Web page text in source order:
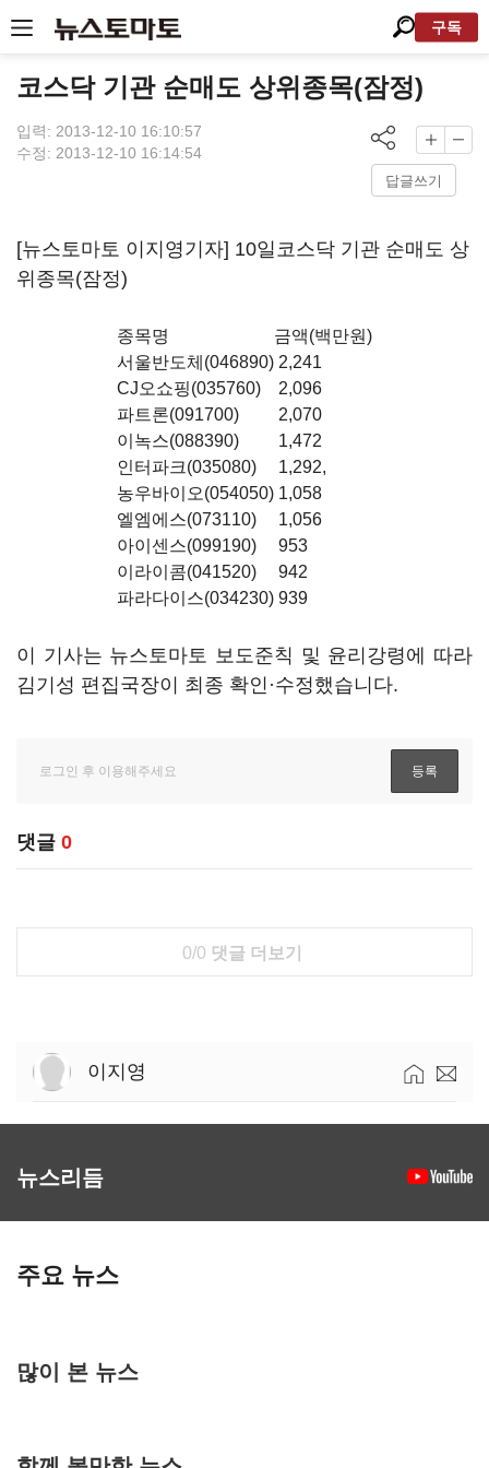
구독
코스닥 기관 순매도 상위종목(잠정)
입력: 2013-12-10 16:10:57
수정: 2013-12-10 16:14:54
답글쓰기
[뉴스토마토 이지영기자] 10일코스닥 기관 순매도 상
위종목(잠정)
종목명
금액(백만원)
서울반도체(046890) 2,241
CJ오쇼핑(035760)
2,096
파트론(091700)
2,070
이녹스(088390)
1,472
인터파크(035080)
1,292,
농우바이오(054050) 1,058
엘엠에스(073110)
1,056
아이센스(099190)
953
이라이콤(041520)
942
파라다이스(034230) 939
이 기사는 뉴스토마토 보도준칙 및 윤리강령에 따라
김기성 편집국장이 최종 확인·수정했습니다.
댓글 0
0/0 댓글 더보기
이지영
뉴스리듬
주요 뉴스
많이 본 뉴스